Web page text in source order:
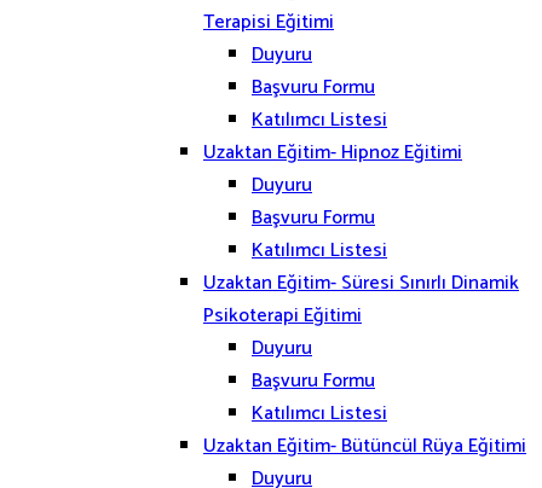
Terapisi Eğitimi
Duyuru
Başvuru Formu
Katılımcı Listesi
Uzaktan Eğitim- Hipnoz Eğitimi
Duyuru
Başvuru Formu
Katılımcı Listesi
Uzaktan Eğitim- Süresi Sınırlı Dinamik
Psikoterapi Eğitimi
Duyuru
Başvuru Formu
Katılımcı Listesi
Uzaktan Eğitim- Bütüncül Rüya Eğitimi
Duyuru